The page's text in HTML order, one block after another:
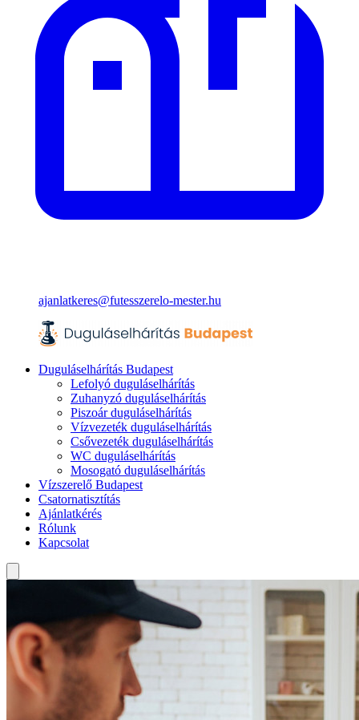
ajanlatkeres@futesszerelo-mester.hu
Duguláselhárítás Budapest
Lefolyó duguláselhárítás
Zuhanyzó duguláselhárítás
Piszoár duguláselhárítás
Vízvezeték duguláselhárítás
Csővezeték duguláselhárítás
WC duguláselhárítás
Mosogató duguláselhárítás
Vízszerelő Budapest
Csatornatisztítás
Ajánlatkérés
Rólunk
Kapcsolat